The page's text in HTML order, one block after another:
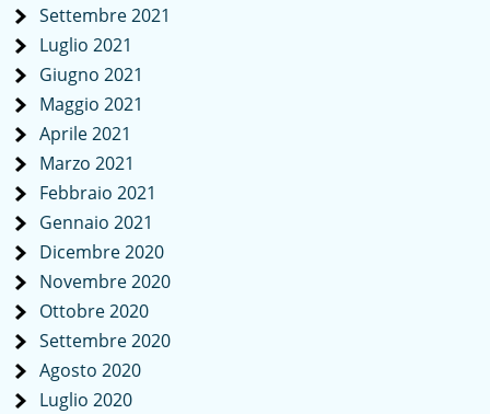
Settembre 2021
Luglio 2021
Giugno 2021
Maggio 2021
Aprile 2021
Marzo 2021
Febbraio 2021
Gennaio 2021
Dicembre 2020
Novembre 2020
Ottobre 2020
Settembre 2020
Agosto 2020
Luglio 2020